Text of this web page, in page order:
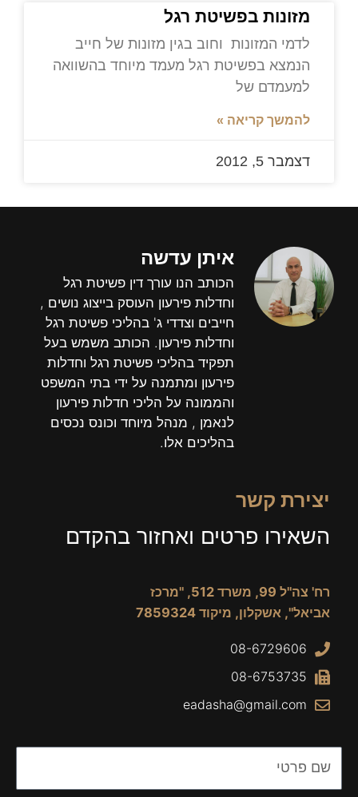
מזונות בפשיטת רגל
לדמי המזונות וחוב בגין מזונות של חייב
הנמצא בפשיטת רגל מעמד מיוחד בהשוואה
למעמדם של
להמשך קריאה »
דצמבר 5, 2012
איתן עדשה
הכותב הנו עורך דין פשיטת רגל
וחדלות פירעון העוסק בייצוג נושים ,
חייבים וצדדי ג' בהליכי פשיטת רגל
וחדלות פירעון. הכותב משמש בעל
תפקיד בהליכי פשיטת רגל וחדלות
פירעון ומתמנה על ידי בתי המשפט
והממונה על הליכי חדלות פירעון
לנאמן , מנהל מיוחד וכונס נכסים
בהליכים אלו.
יצירת קשר
השאירו פרטים ואחזור בהקדם
רח' צה"ל 99, משרד 512, "מרכז
אביאל", אשקלון, מיקוד 7859324
08-6729606
08-6753735
eadasha@gmail.com